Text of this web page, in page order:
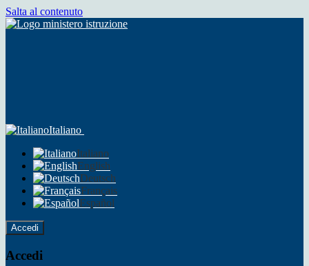
Salta al contenuto
Italiano
Italiano
English
Deutsch
Français
Español
Accedi
Accedi